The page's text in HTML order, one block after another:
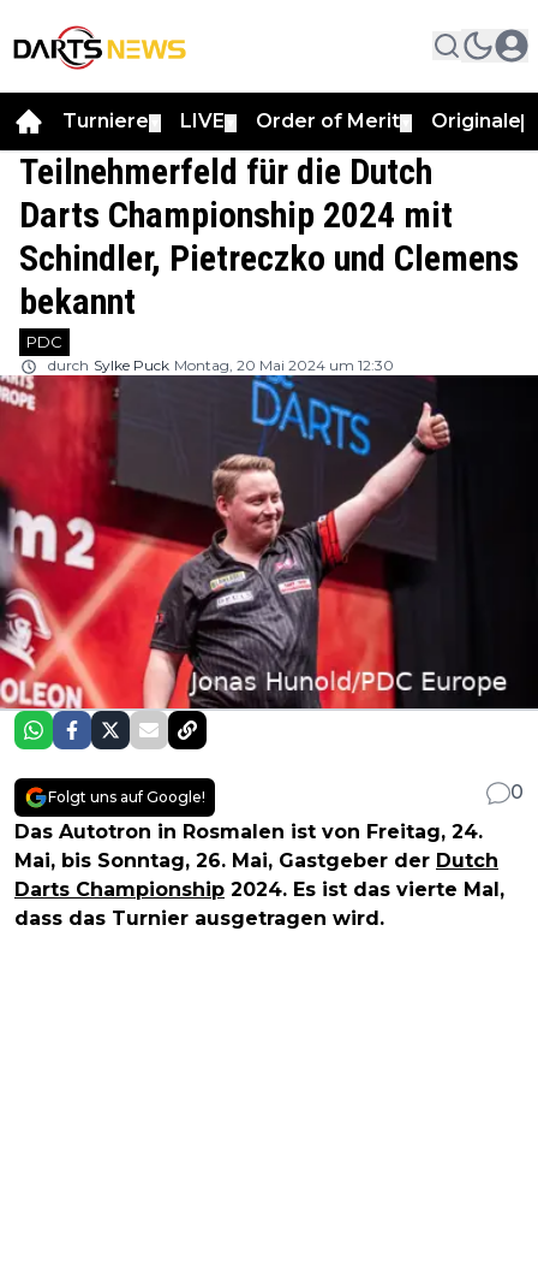
Turniere LIVE Order of Merit Originale
Teilnehmerfeld für die Dutch
Darts Championship 2024 mit
Schindler, Pietreczko und Clemens
bekannt
PDC
durch Sylke Puck Montag, 20 Mai 2024 um 12:30
Folgt uns auf Google!
0
Das Autotron in Rosmalen ist von Freitag, 24.
Mai, bis Sonntag, 26. Mai, Gastgeber der Dutch
Darts Championship 2024. Es ist das vierte Mal,
dass das Turnier ausgetragen wird.